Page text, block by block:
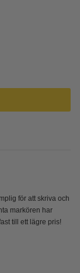
för att skriva och
markören har
till ett lägre pris!